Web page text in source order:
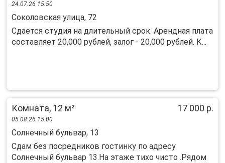
24.07.26 15:50
Соколовская улица, 72
Сдается студия на длительный срок. Арендная плата
составляет 20,000 рублей, залог - 20,000 рублей. К...
Комната, 12 м² 17 000 р.
05.08.26 15:00
Солнечный бульвар, 13
Сдам без посредников гостинку по адресу
Солнечный бульвар 13.На этаже тихо чисто .Рядом